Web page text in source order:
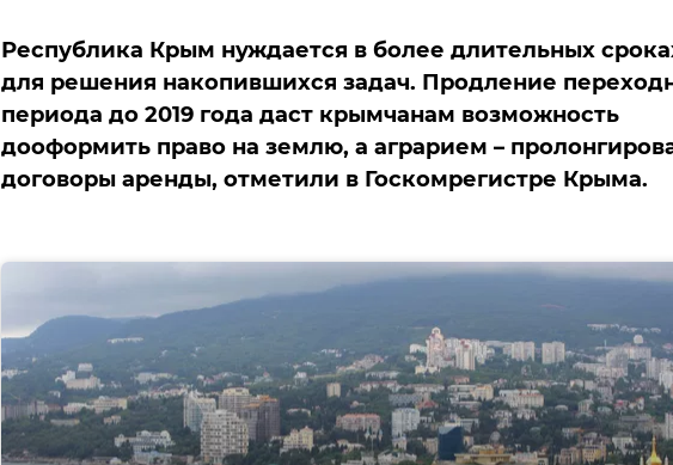
Республика Крым нуждается в более длительных
для решения накопившихся задач. Продление
периода до 2019 года даст крымчанам возможность
дооформить право на землю, а аграрием –
договоры аренды, отметили в Госкомрегистре Крыма.